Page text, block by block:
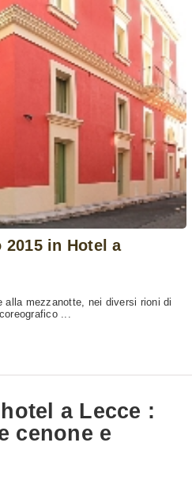
2015 in Hotel a
alla mezzanotte, nei diversi rioni di
...
a Lecce :
cenone e